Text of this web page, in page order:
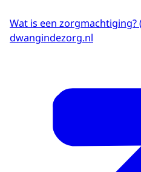
Wat is een
dwangindezorg.nl